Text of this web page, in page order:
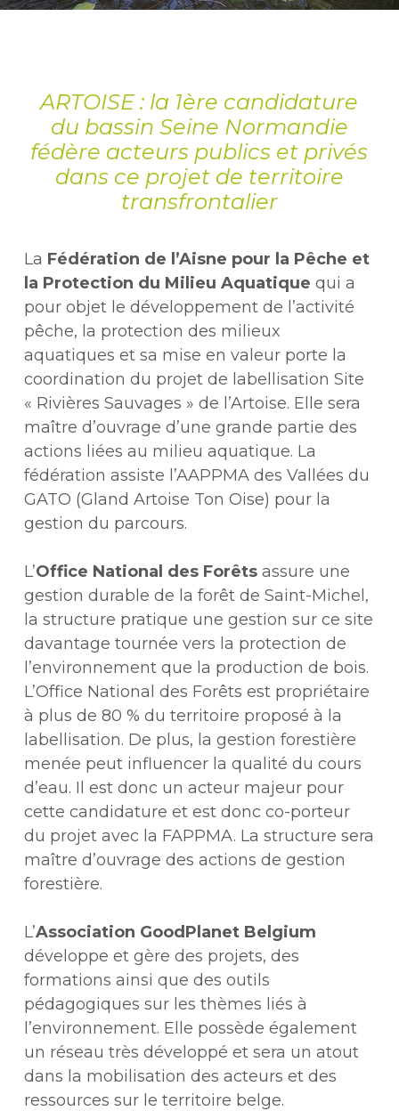
ARTOISE : la 1ère candidature
du bassin Seine Normandie
fédère acteurs publics et privés
dans ce projet de territoire
transfrontalier
La Fédération de l’Aisne pour la Pêche et
la Protection du Milieu Aquatique qui a
pour objet le développement de l’activité
pêche, la protection des milieux
aquatiques et sa mise en valeur porte la
coordination du projet de labellisation Site
« Rivières Sauvages » de l’Artoise. Elle sera
maître d’ouvrage d’une grande partie des
actions liées au milieu aquatique. La
fédération assiste l’AAPPMA des Vallées du
GATO (Gland Artoise Ton Oise) pour la
gestion du parcours.
L’Office National des Forêtsassure une
gestion durable de la forêt de Saint-Michel,
la structure pratique une gestion sur ce site
davantage tournée vers la protection de
l’environnement que la production de bois.
L’Office National des Forêts est propriétaire
à plus de 80 % du territoire proposé à la
labellisation. De plus, la gestion forestière
menée peut influencer la qualité du cours
d’eau. Il est donc un acteur majeur pour
cette candidature et est donc co-porteur
du projet avec la FAPPMA. La structure sera
maître d’ouvrage des actions de gestion
forestière.
L’Association GoodPlanet Belgium
développe et gère des projets, des
formations ainsi que des outils
pédagogiques sur les thèmes liés à
l’environnement. Elle possède également
un réseau très développé et sera un atout
dans la mobilisation des acteurs et des
ressources sur le territoire belge.